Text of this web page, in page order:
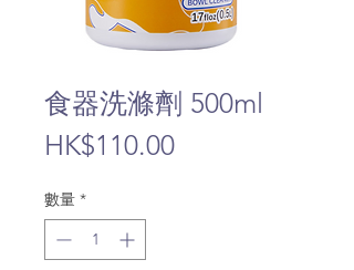
食器洗滌劑 500ml
HK$110.00價
數量 *